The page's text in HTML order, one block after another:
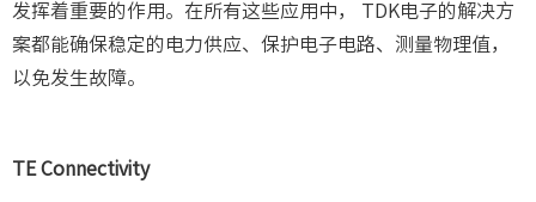
发挥着重要的作用。在所有这些应用中， TDK电子的解决方
案都能确保稳定的电力供应、保护电子电路、测量物理值，
以免发生故障。
TE Connectivity